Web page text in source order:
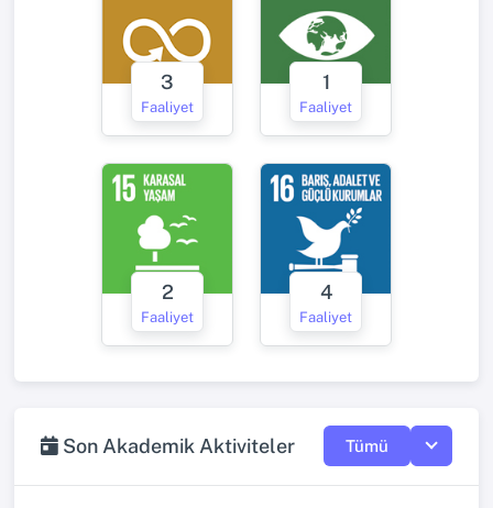
3
Faaliyet
1
Faaliyet
2
Faaliyet
4
Faaliyet
Son Akademik Aktiviteler Tümü